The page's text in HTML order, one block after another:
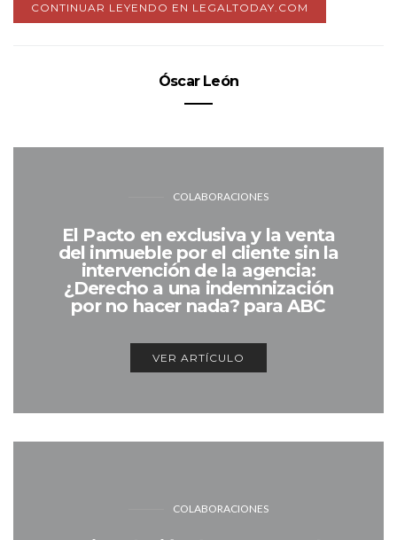
CONTINUAR LEYENDO EN LEGALTODAY.COM
Óscar León
COLABORACIONES
El Pacto en exclusiva y la venta
del inmueble por el cliente sin la
intervención de la agencia:
¿Derecho a una indemnización
por no hacer nada? para ABC
VER ARTÍCULO
COLABORACIONES